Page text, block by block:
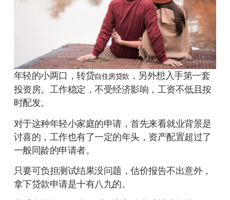
年轻的小两口，转贷自住房贷款 ，另外想入手第一套
投资房。工作稳定，不受经济影响，工资不低且按
时配发。
对于这种年轻小家庭的申请，首先来看就业背景是
讨喜的，工作也有了一定的年头，资产配置超过了
一般同龄的申请者。
只要可负担测试结果没问题，估价报告不出意外，
拿下贷款申请是十有八九的。